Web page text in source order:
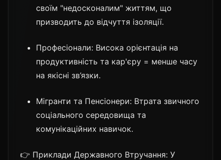
своїм "недосконалим" життям, що
призводить до відчуття ізоляції.
Професіонали: Висока орієнтація на
продуктивність та кар'єру = менше часу
на якісні зв’язки.
Мігранти та Пенсіонери: Втрата звичного
соціального середовища та
комунікаційних навичок.
👉 Приклади Державного Втручання: У